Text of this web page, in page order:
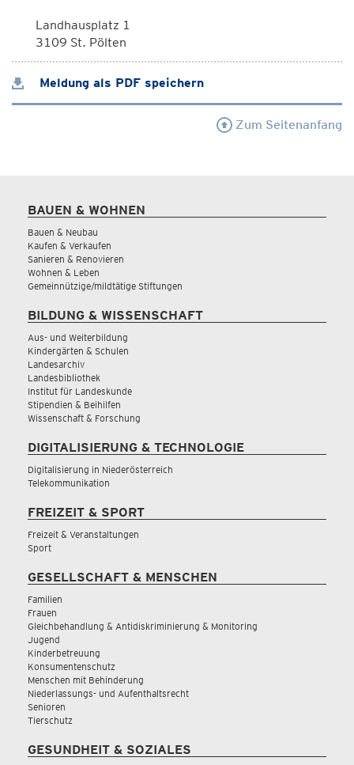
Landhausplatz 1
3109 St. Pölten
Meldung als PDF speichern
Zum Seitenanfang
BAUEN & WOHNEN
Bauen & Neubau
Kaufen & Verkaufen
Sanieren & Renovieren
Wohnen & Leben
Gemeinnützige/mildtätige Stiftungen
BILDUNG & WISSENSCHAFT
Aus- und Weiterbildung
Kindergärten & Schulen
Landesarchiv
Landesbibliothek
Institut für Landeskunde
Stipendien & Beihilfen
Wissenschaft & Forschung
DIGITALISIERUNG & TECHNOLOGIE
Digitalisierung in Niederösterreich
Telekommunikation
FREIZEIT & SPORT
Freizeit & Veranstaltungen
Sport
GESELLSCHAFT & MENSCHEN
Familien
Frauen
Gleichbehandlung & Antidiskriminierung & Monitoring
Jugend
Kinderbetreuung
Konsumentenschutz
Menschen mit Behinderung
Niederlassungs- und Aufenthaltsrecht
Senioren
Tierschutz
GESUNDHEIT & SOZIALES